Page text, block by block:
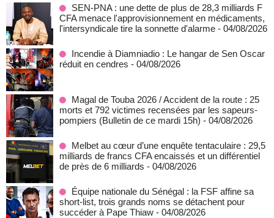
SEN-PNA : une dette de plus de 28,3 milliards F
CFA menace l'approvisionnement en médicaments,
l'intersyndicale tire la sonnette d'alarme - 04/08/2026
Incendie à Diamniadio : Le hangar de Sen Oscar
réduit en cendres - 04/08/2026
Magal de Touba 2026 / Accident de la route : 25
morts et 792 victimes recensées par les sapeurs-
pompiers (Bulletin de ce mardi 15h) - 04/08/2026
Melbet au cœur d’une enquête tentaculaire : 29,5
milliards de francs CFA encaissés et un différentiel
de près de 6 milliards - 04/08/2026
Équipe nationale du Sénégal : la FSF affine sa
short-list, trois grands noms se détachent pour
succéder à Pape Thiaw - 04/08/2026